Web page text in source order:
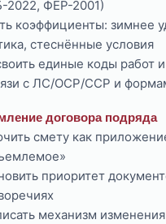
ФЕР-2001)
коэффициенты: зимнее
стеснённые условия
единые коды работ
с ЛС/ОСР/ССР и
договора подряда
смету как
приоритет
механизм